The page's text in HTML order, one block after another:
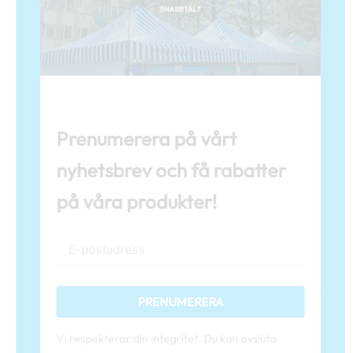
Prenumerera på vårt
nyhetsbrev och få rabatter
på våra produkter!
PRENUMERERA